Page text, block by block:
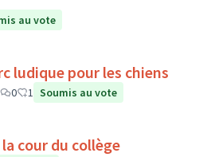
au vote
ludique pour les chiens
0 1 Soumis au vote
Aménagement de la cour du collège